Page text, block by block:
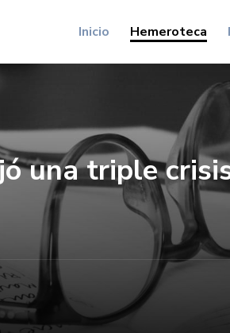
Inicio Hemeroteca
una triple